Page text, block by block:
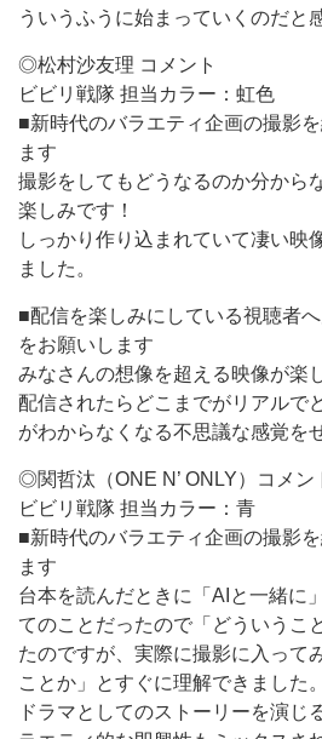
ういうふうに始まっていくのだと
◎松村沙友理 コメント
ビビリ戦隊 担当カラー：虹色
■新時代のバラエティ企画の撮影
ます
撮影をしてもどうなるのか分から
楽しみです！
しっかり作り込まれていて凄い映
ました。
■配信を楽しみにしている視聴者
をお願いします
みなさんの想像を超える映像が楽
配信されたらどこまでがリアルで
がわからなくなる不思議な感覚を
◎関哲汰（ONE N’ ONLY）コメン
ビビリ戦隊 担当カラー：青
■新時代のバラエティ企画の撮影
ます
台本を読んだときに「AIと一緒に
てのことだったので「どういうこ
たのですが、実際に撮影に入って
ことか」とすぐに理解できました。
ドラマとしてのストーリーを演じ